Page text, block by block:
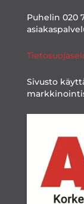
Puhelin 020
Sivusto